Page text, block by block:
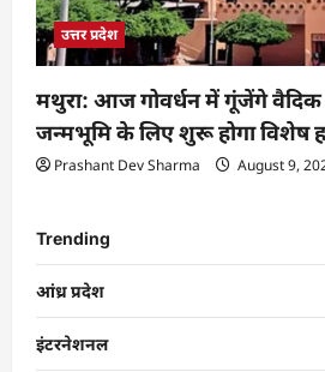
उत्तर प्रदेश
मथुरा: आज गोवर्धन में गूंजेंगे वैदिक
जन्मभूमि के लिए शुरू होगा विशेष
Prashant Dev Sharma August 9,
Trending
आंध्र प्रदेश
इंटरनेशनल